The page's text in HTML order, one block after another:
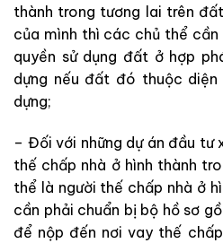
thành trong tương lai trên
của mình thì các chủ thể cần
quyền sử dụng đất ở hợp
dựng nếu đất đó thuộc
dựng;
– Đối với những dự án đầu tư
thế chấp nhà ở hình thành
thể là người thế chấp nhà ở
cần phải chuẩn bị bộ hồ sơ
để nộp đến nơi vay thế